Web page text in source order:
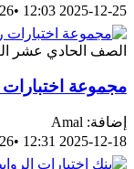
2025-12-25 12:03
•
الصف الحادي عشر
مجموعة اختبارات
إضافة: Amal
2025-12-18 12:31
•